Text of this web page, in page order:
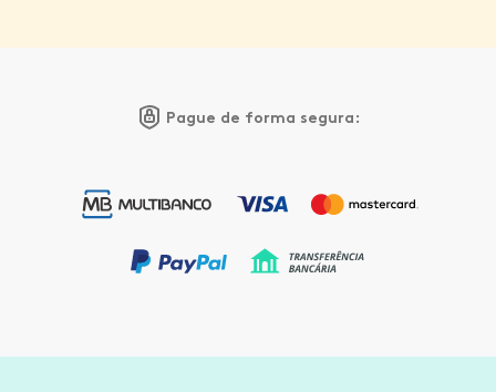
Pague de forma segura: